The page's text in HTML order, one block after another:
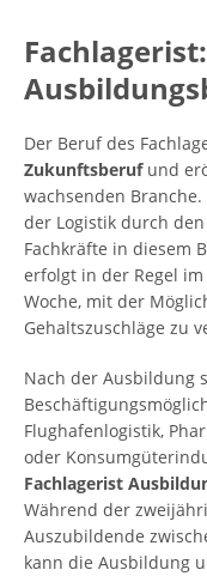
Der Beruf des
Zukunftsberufund
wachsenden
der Logistik durch
Fachkräfte in diesem
erfolgt in der Regel
Woche, mit der
Gehaltszuschläge zu
Nach der Ausbildung
Flughafenlogistik,
oder
Fachlagerist
Während der
Auszubildende
kann die Ausbildung